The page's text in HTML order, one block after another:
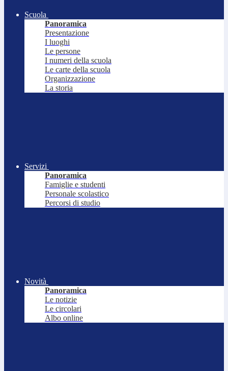
Scuola
Panoramica
Presentazione
I luoghi
Le persone
I numeri della scuola
Le carte della scuola
Organizzazione
La storia
Servizi
Panoramica
Famiglie e studenti
Personale scolastico
Percorsi di studio
Novità
Panoramica
Le notizie
Le circolari
Albo online